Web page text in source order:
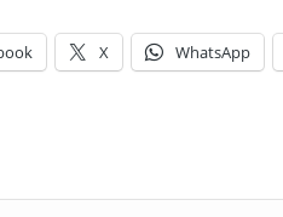
X WhatsApp